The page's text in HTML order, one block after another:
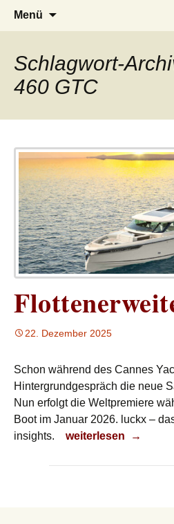
LUCKX
– das Magazin
Menü
Schlagwort-
460 GTC
22. Dezember 2025
Schon während des Cannes
Hintergrundgespräch die neue
Nun erfolgt die Weltpremiere
Boot im Januar 2026. luckx –
insights.
Flottenerweiterung
weiterlesen →